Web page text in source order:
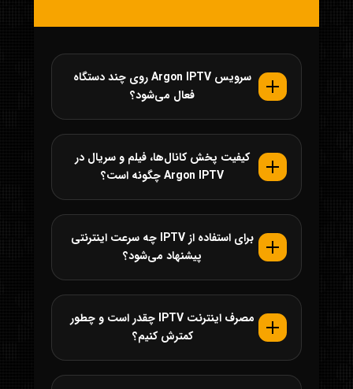
سرویس Argon IPTV روی چند دستگاه
فعال می‌شود؟
کیفیت پخش کانال‌ها، فیلم و سریال در
Argon IPTV چگونه است؟
برای استفاده از IPTV چه سرعت اینترنتی
پیشنهاد می‌شود؟
مصرف اینترنت IPTV چقدر است و چطور
کمترش کنیم؟